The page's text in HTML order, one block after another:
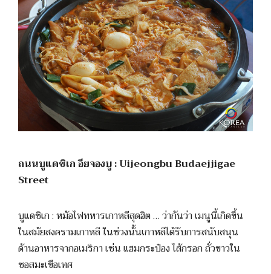
ถนนบูแดชิเก อึยจองบู : Uijeongbu Budaejjigae
Street
บูแดชิเก : หม้อไฟทหารเกาหลีสุดฮิต … ว่ากันว่า เมนูนี้เกิดขึ้น
ในสมัยสงครามเกาหลี ในช่วงนั้นเกาหลีได้รับการสนับสนุน
ด้านอาหารจากอเมริกา เช่น แฮมกระป๋อง ไส้กรอก ถั่วขาวใน
ซอสมะเขือเทศ